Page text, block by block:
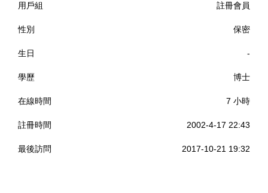
用戶組 註冊會員
性別 保密
生日 -
學歷 博士
在線時間 7 小時
註冊時間 2002-4-17 22:43
最後訪問 2017-10-21 19:32